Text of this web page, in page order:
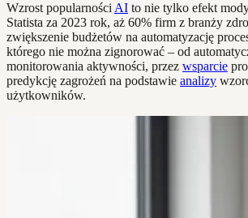
Wzrost popularności AI to nie tylko efekt
Statista za 2023 rok, aż 60% firm z branży
zwiększenie budżetów na automatyzację
którego nie można zignorować – od
monitorowania aktywności, przez wsparcie
predykcję zagrożeń na podstawie analizy
użytkowników.